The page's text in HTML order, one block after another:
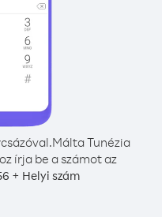
Málta Tunézia
írja be a számot az
+ Helyi szám